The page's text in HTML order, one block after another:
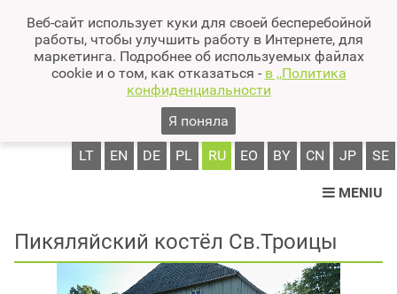
Веб-сайт использует куки для своей бесперебойной
работы, чтобы улучшить работу в Интернете, для
маркетинга. Подробнее об используемых файлах
cookie и о том, как отказаться - в ,,Политика
конфиденциальности
Я поняла
LT EN DE PL RU EO BY CN JP SE
MENIU
Пикяляйский костёл Св.Троицы